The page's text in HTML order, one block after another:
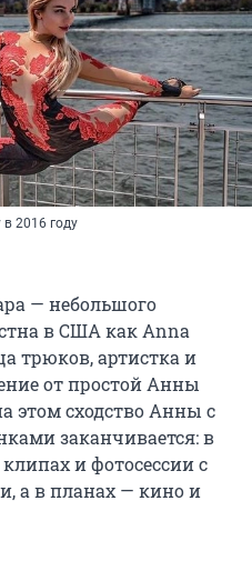
2016 году
— небольшого
в США как Anna
трюков, артистка и
от простой Анны
этом сходство Анны с
заканчивается: в
и фотосессии с
а в планах — кино и